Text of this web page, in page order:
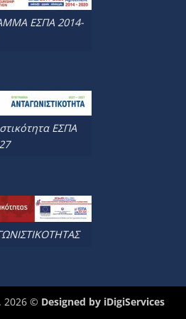
ΕΣΠΑ 2014-
ΕΣΠΑ
2026 © Designed by iDigiServices